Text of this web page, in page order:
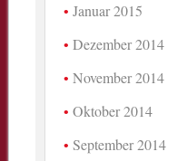
Januar 2015
Dezember 2014
November 2014
Oktober 2014
September 2014